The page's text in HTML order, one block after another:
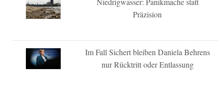
Präzision
Im Fall Sichert bleiben Daniela Behrens
nur Rücktritt oder Entlassung